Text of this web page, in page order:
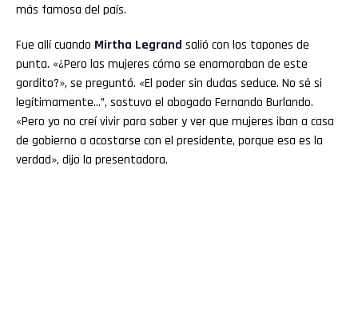
más famosa del país.
Fue allí cuando Mirtha Legrand salió con los tapones de
punta. «¿Pero las mujeres cómo se enamoraban de este
gordito?», se preguntó. «El poder sin dudas seduce. No sé si
legítimamente…”, sostuvo el abogado Fernando Burlando.
«Pero yo no creí vivir para saber y ver que mujeres iban a casa
de gobierno a acostarse con el presidente, porque esa es la
verdad», dijo la presentadora.